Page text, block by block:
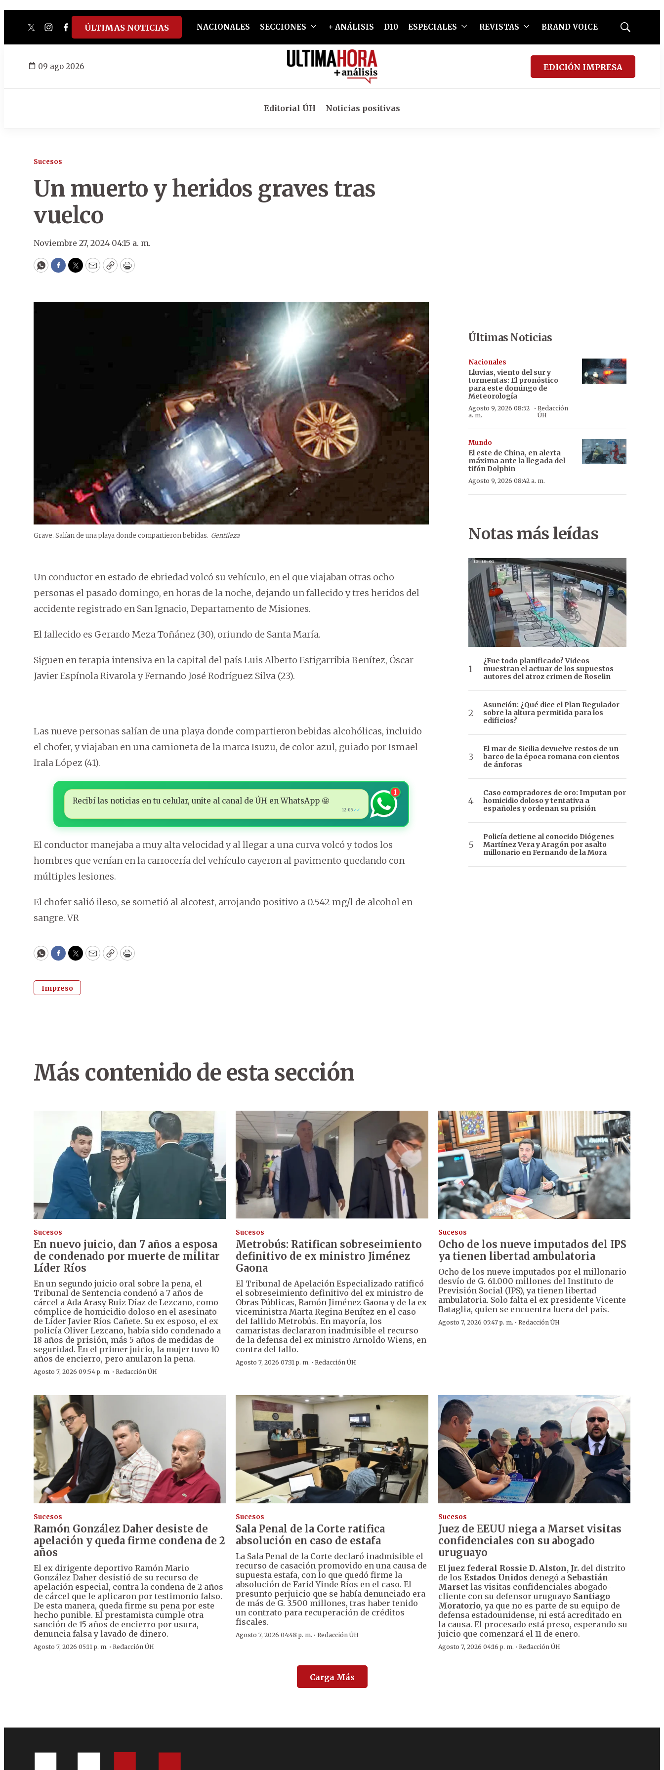
twitterinstagram
facebook
tiktokyoutube
spotify
ÚLTIMAS NOTICIAS NACIONALES SECCIONES + ANÁLISIS D10 ESPECIALES REVISTAS BRAND VOICE
Mostrar
09 ago 2026 EDICIÓN IMPRESA
Editorial ÚH Noticias positivas
Sucesos
Un muerto y heridos graves tras
vuelco
Noviembre 27, 2024 04:15 a. m.
WhatsApp
Facebook
Twitter
EmailCopyPrint
Grave. Salían de una playa donde compartieron bebidas. Gentileza
Un conductor en estado de ebriedad volcó su vehículo, en el que viajaban otras ocho
personas el pasado domingo, en horas de la noche, dejando un fallecido y tres heridos del
accidente registrado en San Ignacio, Departamento de Misiones.
El fallecido es Gerardo Meza Toñánez (30), oriundo de Santa María.
Siguen en terapia intensiva en la capital del país Luis Alberto Estigarribia Benítez, Óscar
Javier Espínola Rivarola y Fernando José Rodríguez Silva (23).
Las nueve personas salían de una playa donde compartieron bebidas alcohólicas, incluido
el chofer, y viajaban en una camioneta de la marca Isuzu, de color azul, guiado por Ismael
Irala López (41).
Recibí las noticias en tu celular, unite al canal de ÚH en WhatsApp 🤩
12:05 ✓✓
1
El conductor manejaba a muy alta velocidad y al llegar a una curva volcó y todos los
hombres que venían en la carrocería del vehículo cayeron al pavimento quedando con
múltiples lesiones.
El chofer salió ileso, se sometió al alcotest, arrojando positivo a 0.542 mg/l de alcohol en
sangre. VR
WhatsApp
Facebook
Twitter
EmailCopyPrint
Impreso
Últimas Noticias
Nacionales
Lluvias, viento del sur y
tormentas: El pronóstico
para este domingo de
Meteorología
Agosto 9, 2026 08:52
a. m.
· Redacción
ÚH
Mundo
El este de China, en alerta
máxima ante la llegada del
tifón Dolphin
Agosto 9, 2026 08:42 a. m.
Notas más leídas
¿Fue todo planificado? Videos
muestran el actuar de los supuestos
autores del atroz crimen de Roselin
Asunción: ¿Qué dice el Plan Regulador
sobre la altura permitida para los
edificios?
El mar de Sicilia devuelve restos de un
barco de la época romana con cientos
de ánforas
Caso compradores de oro: Imputan por
homicidio doloso y tentativa a
españoles y ordenan su prisión
Policía detiene al conocido Diógenes
Martínez Vera y Aragón por asalto
millonario en Fernando de la Mora
Más contenido de esta sección
Sucesos
En nuevo juicio, dan 7 años a esposa
de condenado por muerte de militar
Líder Ríos
En un segundo juicio oral sobre la pena, el
Tribunal de Sentencia condenó a 7 años de
cárcel a Ada Arasy Ruiz Díaz de Lezcano, como
cómplice de homicidio doloso en el asesinato
de Líder Javier Ríos Cañete. Su ex esposo, el ex
policía Oliver Lezcano, había sido condenado a
18 años de prisión, más 5 años de medidas de
seguridad. En el primer juicio, la mujer tuvo 10
años de encierro, pero anularon la pena.
Agosto 7, 2026 09:54 p. m. · Redacción ÚH
Sucesos
Metrobús: Ratifican sobreseimiento
definitivo de ex ministro Jiménez
Gaona
El Tribunal de Apelación Especializado ratificó
el sobreseimiento definitivo del ex ministro de
Obras Públicas, Ramón Jiménez Gaona y de la ex
viceministra Marta Regina Benítez en el caso
del fallido Metrobús. En mayoría, los
camaristas declararon inadmisible el recurso
de la defensa del ex ministro Arnoldo Wiens, en
contra del fallo.
Agosto 7, 2026 07:31 p. m. ·Redacción ÚH
Sucesos
Ocho de los nueve imputados del IPS
ya tienen libertad ambulatoria
Ocho de los nueve imputados por el millonario
desvío de G. 61.000 millones del Instituto de
Previsión Social (IPS), ya tienen libertad
ambulatoria. Solo falta el ex presidente Vicente
Bataglia, quien se encuentra fuera del país.
Agosto 7, 2026 05:47 p. m. · Redacción ÚH
Sucesos
Ramón González Daher desiste de
apelación y queda firme condena de 2
años
El ex dirigente deportivo Ramón Mario
González Daher desistió de su recurso de
apelación especial, contra la condena de 2 años
de cárcel que le aplicaron por testimonio falso.
De esta manera, queda firme su pena por este
hecho punible. El prestamista cumple otra
sanción de 15 años de encierro por usura,
denuncia falsa y lavado de dinero.
Agosto 7, 2026 05:11 p. m. · Redacción ÚH
Sucesos
Sala Penal de la Corte ratifica
absolución en caso de estafa
La Sala Penal de la Corte declaró inadmisible el
recurso de casación promovido en una causa de
supuesta estafa, con lo que quedó firme la
absolución de Farid Yinde Ríos en el caso. El
presunto perjuicio que se había denunciado era
de más de G. 3.500 millones, tras haber tenido
un contrato para recuperación de créditos
fiscales.
Agosto 7, 2026 04:48 p. m. ·Redacción ÚH
Sucesos
Juez de EEUU niega a Marset visitas
confidenciales con su abogado
uruguayo
El juez federal Rossie D. Alston, Jr.del distrito
de los Estados Unidos denegó a Sebastián
Marsetlas visitas confidenciales abogado-
cliente con su defensor uruguayo Santiago
Moratorio, ya que no es parte de su equipo de
defensa estadounidense, ni está acreditado en
la causa. El procesado está preso, esperando su
juicio que comenzará el 11 de enero.
Agosto 7, 2026 04:16 p. m. · Redacción ÚH
Carga Más